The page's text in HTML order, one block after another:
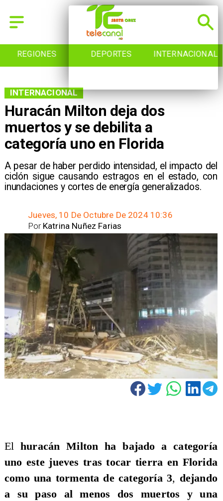
REGIONES DEPORTES INTERNACIONAL
Huracán Milton deja dos
muertos y se debilita a
categoría uno en Florida
​A pesar de haber perdido intensidad, el impacto del
ciclón sigue causando estragos en el estado, con
inundaciones y cortes de energía generalizados.
INTERNACIONAL
Jueves, 10 De Octubre De 2024 10:36
Katrina Nuñez Farias
Por
Elhuracán Milton ha bajado a categoría
uno este jueves tras tocar tierra en Florida
como una tormenta de categoría 3, dejando
a su paso al menos dos muertos y una